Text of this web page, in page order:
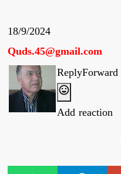
18/9/2024
Quds.45@gmail.com
ReplyForward
Add reaction